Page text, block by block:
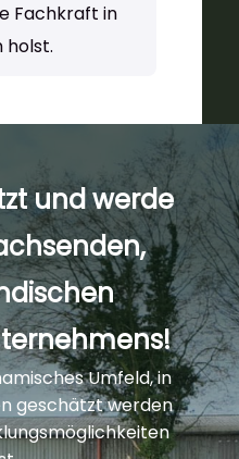
Fachkraft in
holst.
und werde
Umfeld, in
geschätzt werden